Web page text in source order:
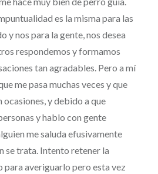
es la misma para las
y nos para la gente, nos desea
respondemos y formamos
tan agradables. Pero a mí
me pasa muchas veces y que
ocasiones, y debido a que
y hablo con gente
me saluda efusivamente
se trata. Intento retener la
para averiguarlo pero esta vez